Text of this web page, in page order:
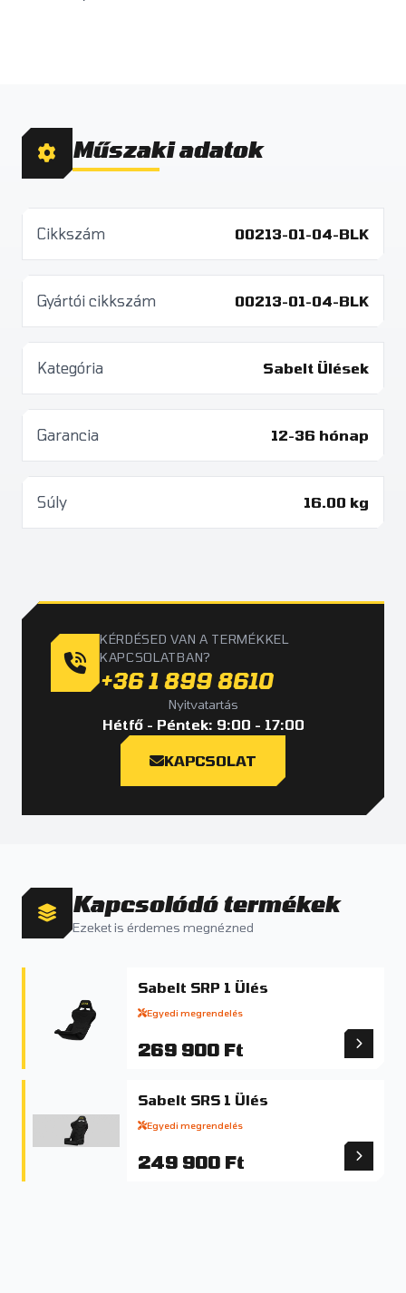
Műszaki adatok
Cikkszám 00213-01-04-BLK
Gyártói cikkszám 00213-01-04-BLK
Kategória Sabelt Ülések
Garancia 12-36 hónap
Súly 16.00 kg
KÉRDÉSED VAN A TERMÉKKEL
KAPCSOLATBAN?
+36 1 899 8610
Nyitvatartás
Hétfő - Péntek: 9:00 - 17:00
KAPCSOLAT
Kapcsolódó termékek
Ezeket is érdemes megnézned
Sabelt SRP 1 Ülés
Egyedi megrendelés
269 900 Ft
Sabelt SRS 1 Ülés
Egyedi megrendelés
249 900 Ft